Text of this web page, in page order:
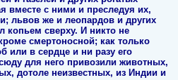
вместе с ними и преследуя их,
львов же и леопардов и других
копьем сверху. И никто не
смертоносной; как только
или в сердце и ни разу его
для него привозили животных,
дотоле неизвестных, из Индии и